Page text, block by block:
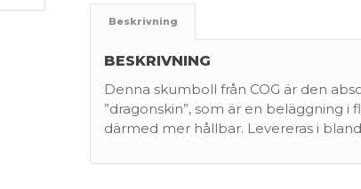
Beskrivning
BESKRIVNING
Denna skumboll från COG är den
”dragonskin”, som är en beläggning
därmed mer hållbar. Levereras i